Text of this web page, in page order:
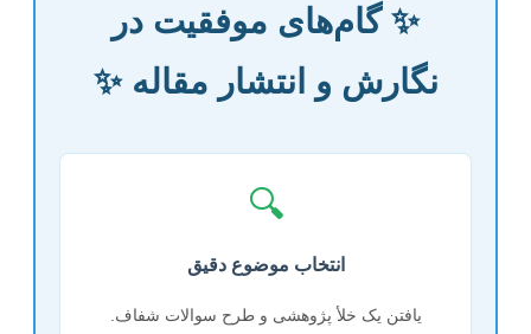
✨ گام‌های موفقیت در
نگارش و انتشار مقاله ✨
🔍
انتخاب موضوع دقیق
یافتن یک خلأ پژوهشی و طرح سوالات شفاف.